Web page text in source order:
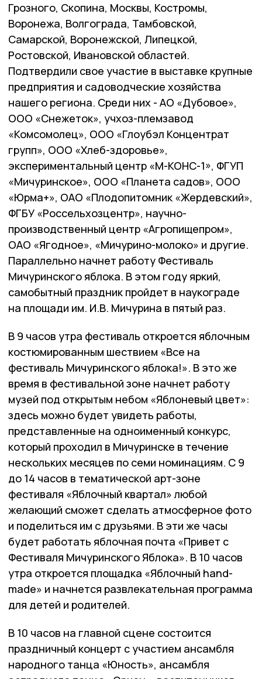
Грозного, Скопина, Москвы, Костромы,
Воронежа, Волгограда, Тамбовской,
Самарской, Воронежской, Липецкой,
Ростовской, Ивановской областей.
Подтвердили свое участие в выставке крупные
предприятия и садоводческие хозяйства
нашего региона. Среди них - АО «Дубовое»,
ООО «Снежеток», учхоз-племзавод
«Комсомолец», ООО «Глоубэл Концентрат
групп», ООО «Хлеб-здоровье»,
экспериментальный центр «М-КОНС-1», ФГУП
«Мичуринское», ООО «Планета садов», ООО
«Юрма+», ОАО «Плодопитомник «Жердевский»,
ФГБУ «Россельхозцентр», научно-
производственный центр «Агропищепром»,
ОАО «Ягодное», «Мичурино-молоко» и другие.
Параллельно начнет работу Фестиваль
Мичуринского яблока. В этом году яркий,
самобытный праздник пройдет в наукограде
на площади им. И.В. Мичурина в пятый раз.
В 9 часов утра фестиваль откроется яблочным
костюмированным шествием «Все на
фестиваль Мичуринского яблока!». В это же
время в фестивальной зоне начнет работу
музей под открытым небом «Яблоневый цвет»:
здесь можно будет увидеть работы,
представленные на одноименный конкурс,
который проходил в Мичуринске в течение
нескольких месяцев по семи номинациям. С 9
до 14 часов в тематической арт-зоне
фестиваля «Яблочный квартал» любой
желающий сможет сделать атмосферное фото
и поделиться им с друзьями. В эти же часы
будет работать яблочная почта «Привет с
Фестиваля Мичуринского Яблока». В 10 часов
утра откроется площадка «Яблочный hand-
made» и начнется развлекательная программа
для детей и родителей.
В 10 часов на главной сцене состоится
праздничный концерт с участием ансамбля
народного танца «Юность», ансамбля